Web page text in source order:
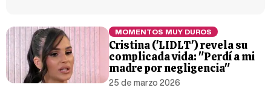
MOMENTOS MUY DUROS
Cristina ('LIDLT') revela su
complicada vida: "Perdí a mi
madre por negligencia"
25 de marzo 2026